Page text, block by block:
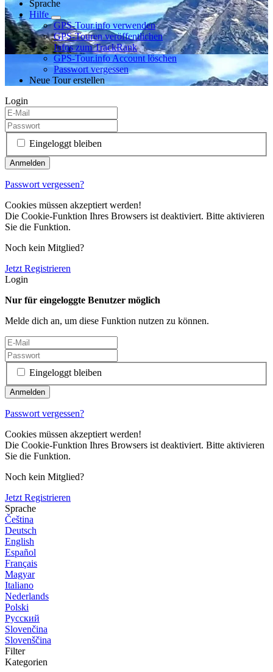
Sprache
Hilfe
GPS-Tour.info verwenden
GPS-Touren veröffentlichen
Infos zum TrackRank
GPS-Tour.info Account löschen
Passwort vergessen
Neue Tour erstellen
Login
Eingeloggt bleiben
Passwort vergessen?
Cookies müssen akzeptiert werden!
Die Cookie-Funktion Ihres Browsers ist deaktiviert. Bitte aktivieren
Sie die Funktion.
Noch kein Mitglied?
Jetzt Registrieren
Login
Nur für eingeloggte Benutzer möglich
Melde dich an, um diese Funktion nutzen zu können.
Eingeloggt bleiben
Passwort vergessen?
Cookies müssen akzeptiert werden!
Die Cookie-Funktion Ihres Browsers ist deaktiviert. Bitte aktivieren
Sie die Funktion.
Noch kein Mitglied?
Jetzt Registrieren
Sprache
Čeština
Deutsch
English
Español
Français
Magyar
Italiano
Nederlands
Polski
Русский
Slovenčina
Slovenščina
Filter
Kategorien